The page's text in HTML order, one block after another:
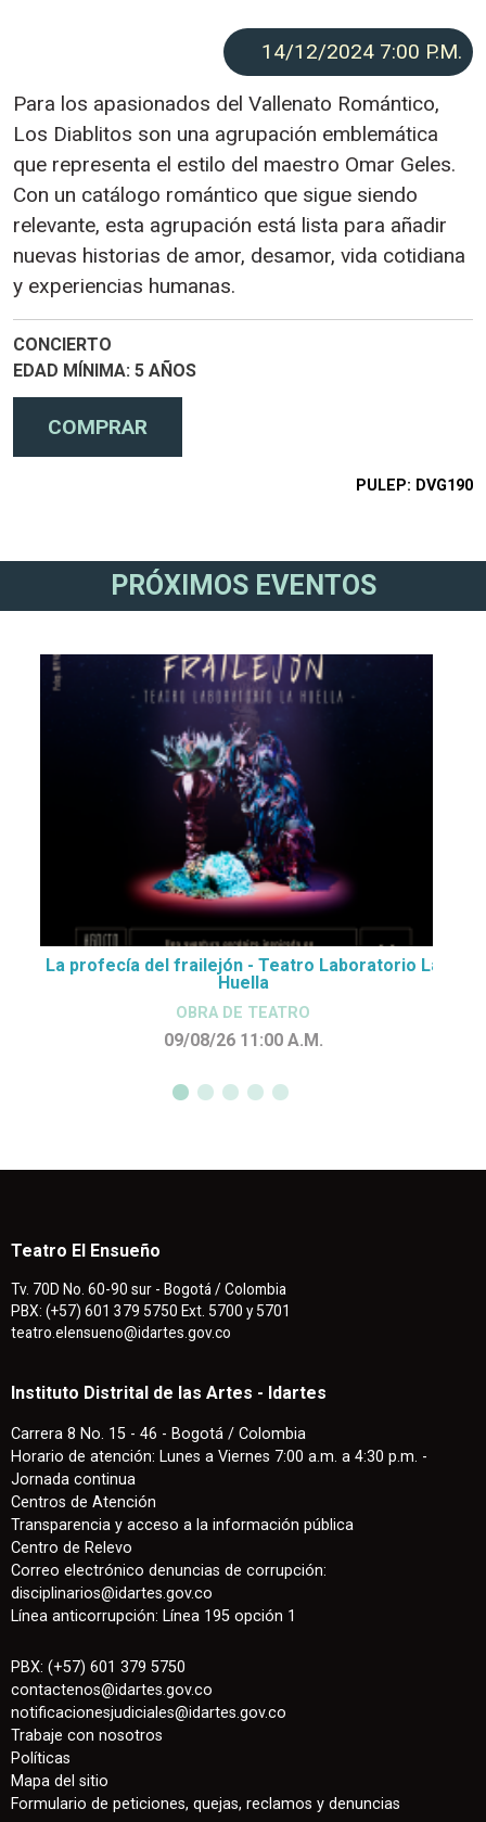
14/12/2024 7:00 P.M.
Para los apasionados del Vallenato Romántico,
Los Diablitos son una agrupación emblemática
que representa el estilo del maestro Omar Geles.
Con un catálogo romántico que sigue siendo
relevante, esta agrupación está lista para añadir
nuevas historias de amor, desamor, vida cotidiana
y experiencias humanas.
CONCIERTO
EDAD MÍNIMA 5 AÑOS
PULEP DVG190
PRÓXIMOS EVENTOS
La profecía del frailejón - Teatro Laboratorio La
Huella
OBRA DE TEATRO
09/08/26 11:00 A.M.
Teatro El Ensueño
Tv. 70D No. 60-90 sur - Bogotá / Colombia
PBX: (+57) 601 379 5750 Ext. 5700 y 5701
teatro.elensueno@idartes.gov.co
Instituto Distrital de las Artes - Idartes
Carrera 8 No. 15 - 46 - Bogotá / Colombia
Horario de atención: Lunes a Viernes 7:00 a.m. a 4:30 p.m. -
Jornada continua
Centros de Atención
Transparencia y acceso a la información pública
Centro de Relevo
Correo electrónico denuncias de corrupción:
disciplinarios@idartes.gov.co
Línea anticorrupción: Línea 195 opción 1
PBX: (+57) 601 379 5750
contactenos@idartes.gov.co
notificacionesjudiciales@idartes.gov.co
Trabaje con nosotros
Políticas
Mapa del sitio
Formulario de peticiones, quejas, reclamos y denuncias